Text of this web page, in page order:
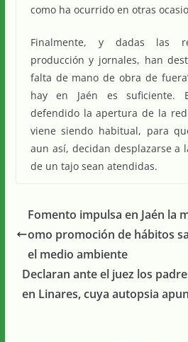
como ha ocurrido en otras
Finalmente, y dadas las
producción y jornales, han
falta de mano de obra de
hay en Jaén es suficiente.
defendido la apertura de la
viene siendo habitual, para
aun así, decidan desplazarse a
de un tajo sean atendidas.
Fomento impulsa en Jaén la
omo promoción de hábitos
el medio ambiente
Declaran ante el juez los
en Linares, cuya autopsia